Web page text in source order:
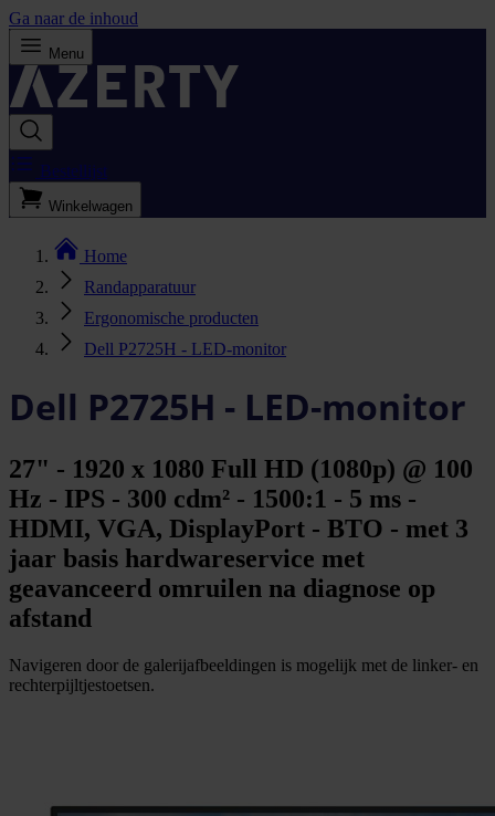
Ga naar de inhoud
Menu
Bestellijst
Winkelwagen
Home
Randapparatuur
Ergonomische producten
Dell P2725H - LED-monitor
Dell P2725H - LED-monitor
27" - 1920 x 1080 Full HD (1080p) @ 100
Hz - IPS - 300 cdm² - 1500:1 - 5 ms -
HDMI, VGA, DisplayPort - BTO - met 3
jaar basis hardwareservice met
geavanceerd omruilen na diagnose op
afstand
Navigeren door de galerijafbeeldingen is mogelijk met de linker- en
rechterpijltjestoetsen.